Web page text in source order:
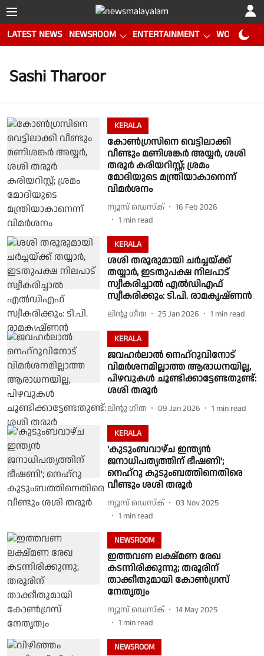
LATEST NEWS NEWSROOM ENTERTAINMENT WORLD CUP
Sashi Tharoor
KERALA
കോണ്‍ഗ്രസിനെ വെട്ടിലാക്കി
വീണ്ടും മണിശങ്കര്‍ അയ്യര്‍, ശശി
തരൂര്‍ കരിയറിസ്റ്റ്; ശ്രമം
മോദിയുടെ മന്ത്രിയാകാനെന്ന്
വിമര്‍ശനം
ന്യൂസ് ഡെസ്ക്
16 Feb 2026
1 min read
KERALA
ശശി തരൂരുമായി ചർച്ചയ്ക്ക്
തയ്യാർ, ഇടതുപക്ഷ നിലപാട്
സ്വീകരിച്ചാൽ എൽഡിഎഫ്
സ്വീകരിക്കും: ടി.പി. രാമകൃഷ്ണൻ
ലിൻ്റു ഗീത 25 Jan 2026 1 min read
KERALA
ജവഹർലാൽ നെഹ്റുവിനോട്
വിമർശനമില്ലാത്ത ആരാധനയില്ല,
പിഴവുകൾ ചൂണ്ടിക്കാട്ടേണ്ടതുണ്ട്:
ശശി തരൂർ
ലിൻ്റു ഗീത 09 Jan 2026 1 min read
KERALA
'കുടുംബവാഴ്ച ഇന്ത്യൻ
ജനാധിപത്യത്തിന് ഭീഷണി';
നെഹ്റു കുടുംബത്തിനെതിരെ
വീണ്ടും ശശി തരൂർ
ന്യൂസ് ഡെസ്ക്
03 Nov 2025
1 min read
NEWSROOM
ഇത്തവണ ലക്ഷ്മണ രേഖ
കടന്നിരിക്കുന്നു; തരൂരിന്
താക്കീതുമായി കോൺഗ്രസ്
നേതൃത്വം
ന്യൂസ് ഡെസ്ക്
14 May 2025
1 min read
NEWSROOM